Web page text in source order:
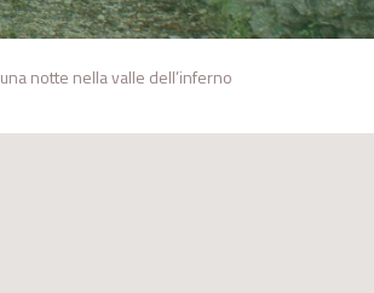
una notte nella valle dell’inferno